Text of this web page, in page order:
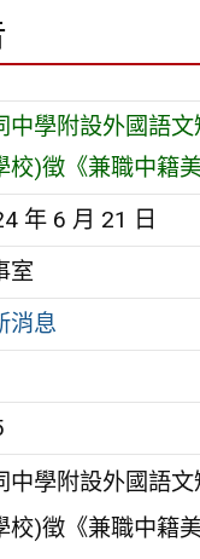
中學附設外國語
校)徵《兼職中籍
年 6 月 21 日
室
消息
中學附設外國語
校)徵《兼職中籍